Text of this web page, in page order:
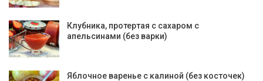
Клубника, протертая с сахаром с
апельсинами (без варки)
Яблочное варенье с калиной (без косточек)